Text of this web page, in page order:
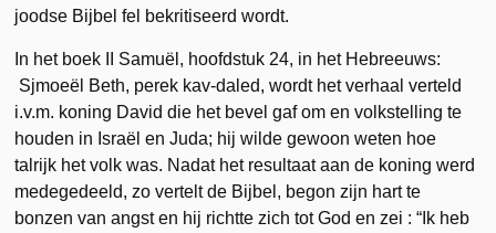
joodse Bijbel fel bekritiseerd wordt.
In het boek II Samuël, hoofdstuk 24, in het Hebreeuws:
Sjmoeël Beth, perek kav-daled, wordt het verhaal verteld
i.v.m. koning David die het bevel gaf om en volkstelling te
houden in Israël en Juda; hij wilde gewoon weten hoe
talrijk het volk was. Nadat het resultaat aan de koning werd
medegedeeld, zo vertelt de Bijbel, begon zijn hart te
bonzen van angst en hij richtte zich tot God en zei : “Ik heb